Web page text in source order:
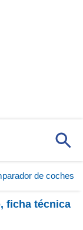
de coches
ficha técnica